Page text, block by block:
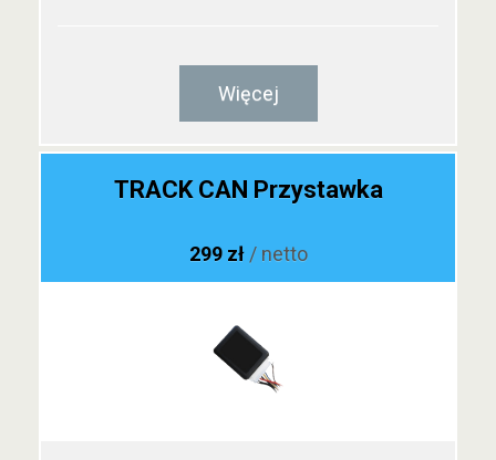
Więcej
TRACK CAN Przystawka
299 zł / netto